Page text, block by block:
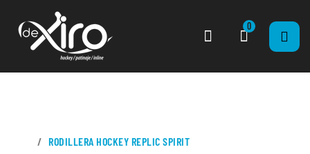
0
RODILLERA HOCKEY REPLIC SPIRIT